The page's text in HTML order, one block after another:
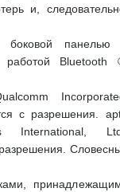
и,
боковой панелью
работой Bluetooth
с разрешения.
International,